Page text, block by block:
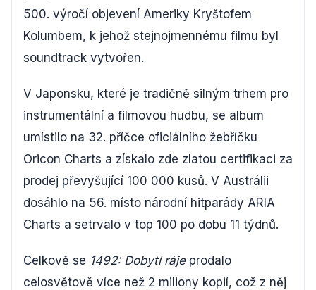
500. výročí objevení Ameriky Kryštofem
Kolumbem, k jehož stejnojmennému filmu byl
soundtrack vytvořen.
V Japonsku, které je tradičně silným trhem pro
instrumentální a filmovou hudbu, se album
umístilo na 32. příčce oficiálního žebříčku
Oricon Charts a získalo zde zlatou certifikaci za
prodej převyšující 100 000 kusů. V Austrálii
dosáhlo na 56. místo národní hitparády ARIA
Charts a setrvalo v top 100 po dobu 11 týdnů.
Celkově se 1492: Dobytí rájeprodalo
celosvětově více než 2 miliony kopií, což z něj